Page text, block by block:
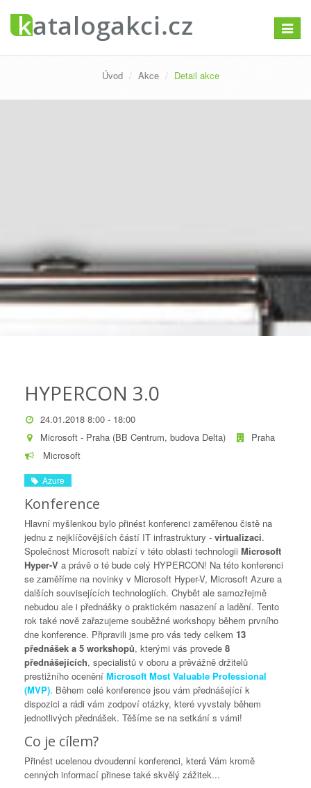
Úvod Akce Detail akce
HYPERCON 3.0
24.01.2018 8:00 - 18:00
Microsoft - Praha (BB Centrum, budova Delta)
Praha
Microsoft
Azure
Konference
Hlavní myšlenkou bylo přinést konferenci zaměřenou čistě na
jednu z nejklíčovějších částí IT infrastruktury - virtualizaci.
Společnost Microsoft nabízí v této oblasti technologii Microsoft
Hyper-V a právě o té bude celý HYPERCON! Na této konferenci
se zaměříme na novinky v Microsoft Hyper-V, Microsoft Azure a
dalších souvisejících technologiích. Chybět ale samozřejmě
nebudou ale i přednášky o praktickém nasazení a ladění. Tento
rok také nově zařazujeme souběžné workshopy během prvního
dne konference. Připravili jsme pro vás tedy celkem 13
přednášek a 5 workshopů, kterými vás provede 8
přednášejících, specialistů v oboru a prěvážně držitelů
prestižního ocenění Microsoft Most Valuable Professional
(MVP). Během celé konference jsou vám přednášející k
dispozici a rádi vám zodpoví otázky, které vyvstaly během
jednotlivých přednášek. Těšíme se na setkání s vámi!
Co je cílem?
Přinést ucelenou dvoudenní konferenci, která Vám kromě
cenných informací přinese také skvělý zážitek...